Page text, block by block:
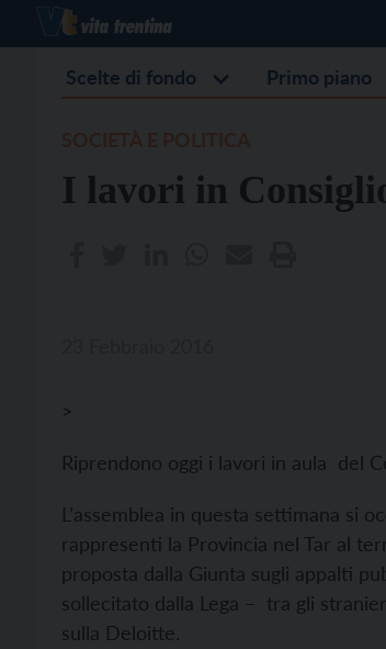
Scelte di fondo Primo piano
I lavori in
>
Riprendono oggi i lavori in aula del
L’assemblea in questa settimana si
rappresenti la Provincia nel Tar al
proposta dalla Giunta sugli appalti
sollecitato dalla Lega – tra gli
sulla Deloitte.